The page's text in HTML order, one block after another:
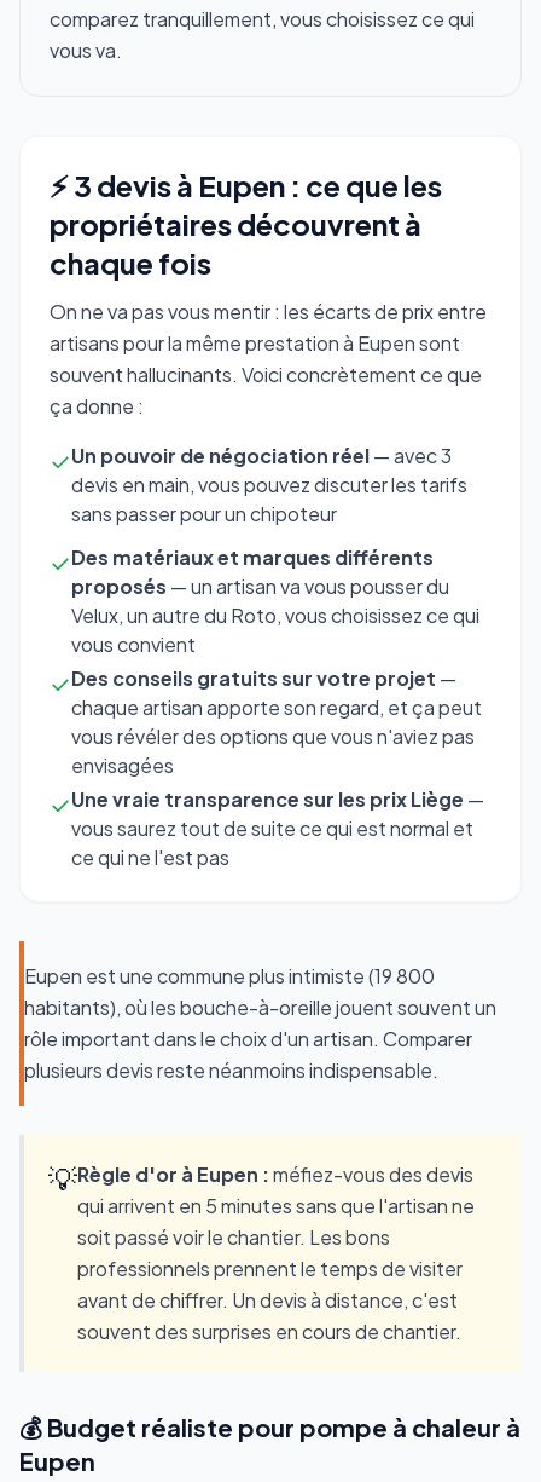
comparez tranquillement, vous choisissez ce qui
vous va.
⚡ 3 devis à Eupen : ce que les
propriétaires découvrent à
chaque fois
On ne va pas vous mentir : les écarts de prix entre
artisans pour la même prestation à Eupen sont
souvent hallucinants. Voici concrètement ce que
ça donne :
✓Un pouvoir de négociation réel— avec 3
devis en main, vous pouvez discuter les tarifs
sans passer pour un chipoteur
✓Des matériaux et marques différents
proposés — un artisan va vous pousser du
Velux, un autre du Roto, vous choisissez ce qui
vous convient
✓Des conseils gratuits sur votre projet —
chaque artisan apporte son regard, et ça peut
vous révéler des options que vous n'aviez pas
envisagées
✓Une vraie transparence sur les prix Liège —
vous saurez tout de suite ce qui est normal et
ce qui ne l'est pas
Eupen est une commune plus intimiste (19 800
habitants), où les bouche-à-oreille jouent souvent un
rôle important dans le choix d'un artisan. Comparer
plusieurs devis reste néanmoins indispensable.
💡Règle d'or à Eupen :méfiez-vous des devis
qui arrivent en 5 minutes sans que l'artisan ne
soit passé voir le chantier. Les bons
professionnels prennent le temps de visiter
avant de chiffrer. Un devis à distance, c'est
souvent des surprises en cours de chantier.
💰 Budget réaliste pour pompe à chaleur à
Eupen